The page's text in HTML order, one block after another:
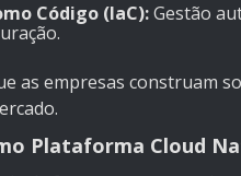
Código (IaC):Gestão
as empresas construam
Plataforma Cloud